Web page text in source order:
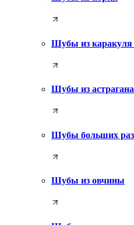
Шубы из каракуля
Шубы из астрагана
Шубы больших
Шубы из овчины